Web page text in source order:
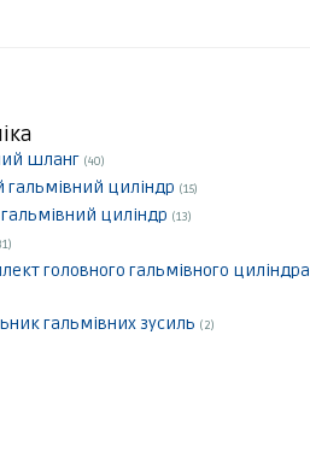
шланг (40)
гальмівний циліндр (15)
циліндр (13)
головного гальмівного циліндра
гальмівних зусиль (2)